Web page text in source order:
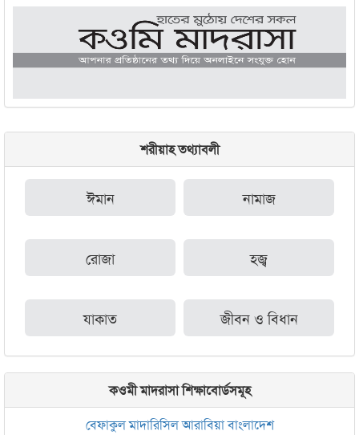
শরীয়াহ তথ্যাবলী
ঈমান নামাজ
রোজা হজ্ব
যাকাত জীবন ও বিধান
কওমী মাদরাসা শিক্ষাবোর্ডসমূহ
বেফাকুল মাদারিসিল আরাবিয়া বাংলাদেশ